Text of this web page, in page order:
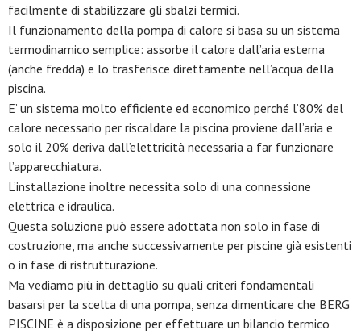
facilmente di stabilizzare gli sbalzi termici.
Il funzionamento della pompa di calore si basa su un sistema
termodinamico semplice: assorbe il calore dall’aria esterna
(anche fredda) e lo trasferisce direttamente nell’acqua della
piscina.
E’ un sistema molto efficiente ed economico perché l’80% del
calore necessario per riscaldare la piscina proviene dall’aria e
solo il 20% deriva dall’elettricità necessaria a far funzionare
l’apparecchiatura.
L’installazione inoltre necessita solo di una connessione
elettrica e idraulica.
Questa soluzione può essere adottata non solo in fase di
costruzione, ma anche successivamente per piscine già esistenti
o in fase di ristrutturazione.
Ma vediamo più in dettaglio su quali criteri fondamentali
basarsi per la scelta di una pompa, senza dimenticare che BERG
PISCINE è a disposizione per effettuare un bilancio termico